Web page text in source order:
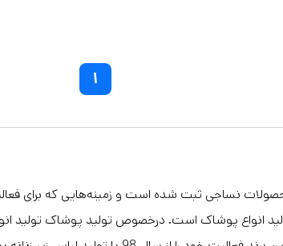
۱
نساجی ثبت شده است و زمینه‌هایی که برای فعالیت
انواع پوشاک است. درخصوص تولید پوشاک تولید